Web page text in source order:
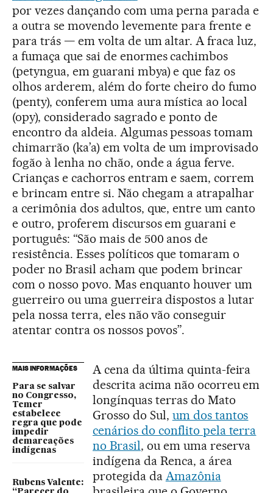
por vezes dançando com uma perna parada e
a outra se movendo levemente para frente e
para trás — em volta de um altar. A fraca luz,
a fumaça que sai de enormes cachimbos
(petyngua, em guarani mbya) e que faz os
olhos arderem, além do forte cheiro do fumo
(penty), conferem uma aura mística ao local
(opy), considerado sagrado e ponto de
encontro da aldeia. Algumas pessoas tomam
chimarrão (ka’a) em volta de um improvisado
fogão à lenha no chão, onde a água ferve.
Crianças e cachorros entram e saem, correm
e brincam entre si. Não chegam a atrapalhar
a cerimônia dos adultos, que, entre um canto
e outro, proferem discursos em guarani e
português: “São mais de 500 anos de
resistência. Esses políticos que tomaram o
poder no Brasil acham que podem brincar
com o nosso povo. Mas enquanto houver um
guerreiro ou uma guerreira dispostos a lutar
pela nossa terra, eles não vão conseguir
atentar contra os nossos povos”.
MAIS INFORMAÇÕES
Para se salvar
no Congresso,
Temer
estabelece
regra que pode
impedir
demarcações
indígenas
Rubens Valente:
A cena da última quinta-feira
descrita acima não ocorreu em
longínquas terras do Mato
Grosso do Sul, um dos tantos
cenários do conflito pela terra
no Brasil, ou em uma reserva
indígena da Renca, a área
protegida da Amazônia